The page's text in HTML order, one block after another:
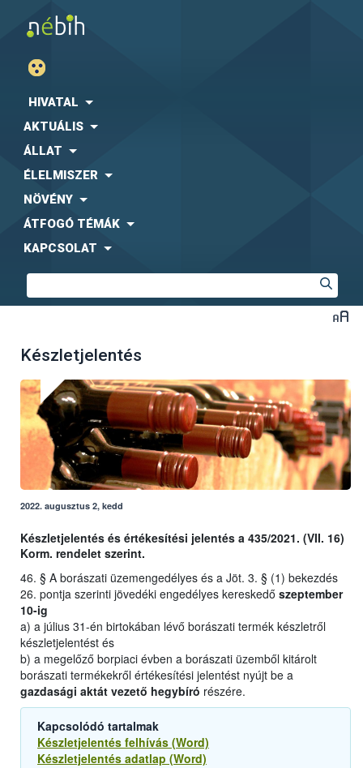
HIVATAL
AKTUÁLIS
ÁLLAT
ÉLELMISZER
NÖVÉNY
ÁTFOGÓ TÉMÁK
KAPCSOLAT
Készletjelentés
2022. augusztus 2, kedd
Készletjelentés és értékesítési jelentés a 435/2021. (VII. 16)
Korm. rendelet szerint.
46. § A borászati üzemengedélyes és a Jöt. 3. § (1) bekezdés
26. pontja szerinti jövedéki engedélyes kereskedő szeptember
10-ig
a) a július 31-én birtokában lévő borászati termék készletről
készletjelentést és
b) a megelőző borpiaci évben a borászati üzemből kitárolt
borászati termékekről értékesítési jelentést nyújt be a
gazdasági aktát vezető hegybíró részére.
Kapcsolódó tartalmak
Készletjelentés felhívás (Word)
Készletjelentés adatlap (Word)